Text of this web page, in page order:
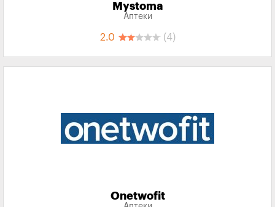
Mystoma
Аптеки
2.0 (4)
Onetwofit